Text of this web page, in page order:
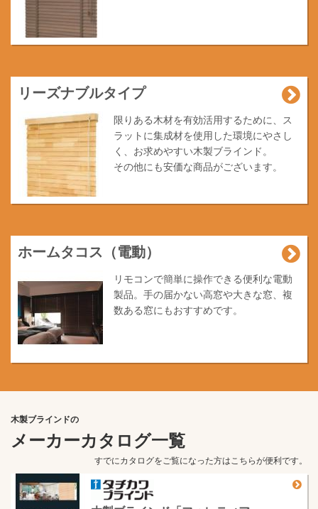
リーズナブルタイプ
限りある木材を有効活用するために、ス
ラットに集成材を使用した環境にやさし
く、お求めやすい木製ブラインド。
その他にも安価な商品がございます。
ホームタコス（電動）
リモコンで簡単に操作できる便利な電動
製品。手の届かない高窓や大きな窓、複
数ある窓にもおすすめです。
木製ブラインドの
メーカーカタログ一覧
すでにカタログをご覧になった方はこちらが便利です。